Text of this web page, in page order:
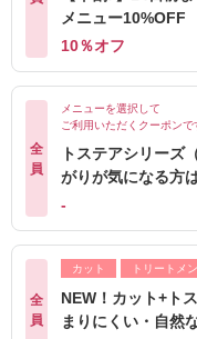
メニュー10%OFF
10％オフ
全
員
メニューを選択して
ご利用いただくクーポンで
トステアシリーズ
がりが気になる方
-
全
員
カット トリートメ
NEW！カット+ト
まりにくい・自然